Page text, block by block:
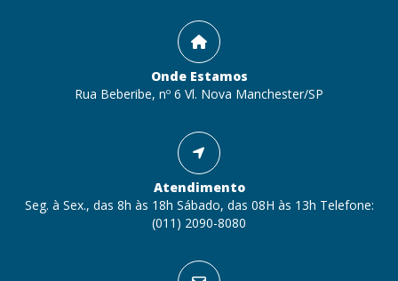
Onde Estamos
Rua Beberibe, nº 6 Vl. Nova Manchester/SP
Atendimento
Seg. à Sex., das 8h às 18h Sábado, das 08H às 13h Telefone:
(011) 2090-8080